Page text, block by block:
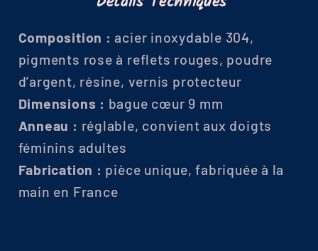
Composition : acier inoxydable 304,
pigments rose à reflets rouges, poudre
d’argent, résine, vernis protecteur
Dimensions : bague cœur 9 mm
Anneau : réglable, convient aux doigts
féminins adultes
Fabrication : pièce unique, fabriquée à la
main en France